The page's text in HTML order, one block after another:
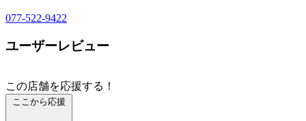
077-522-9422
ユーザーレビュー
この店舗を応援する！
ここから応援